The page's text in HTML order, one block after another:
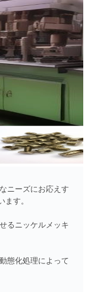
ニーズにお応えす
す。
るニッケルメッキ
態化処理によって